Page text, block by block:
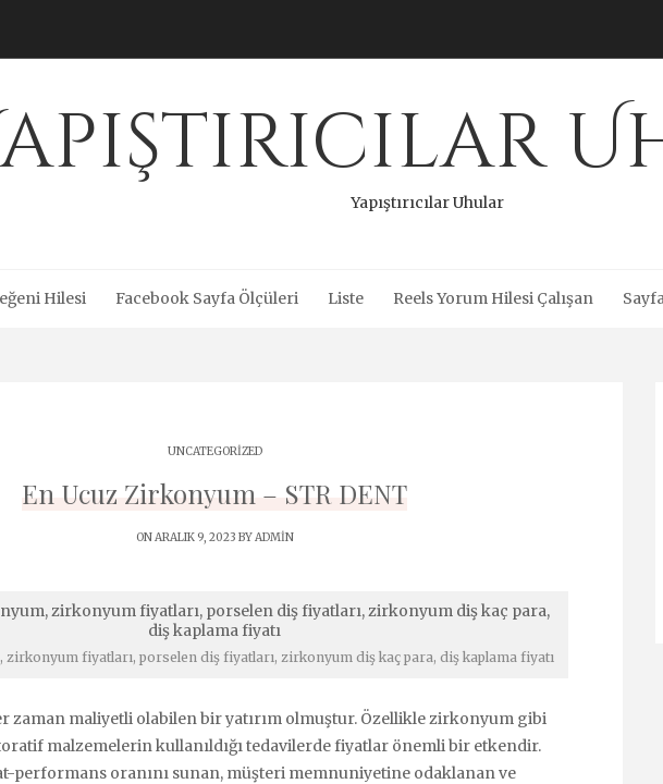
Yapıştırıcılar Uhular
Hilesi Facebook Sayfa Ölçüleri Liste Reels Yorum Hilesi Çalışan
UNCATEGORIZED
En Ucuz Zirkonyum – STR DENT
ON ARALIK 9, 2023 BYADMIN
zirkonyum fiyatları, porselen diş fiyatları, zirkonyum diş kaç para, diş kaplama fiyatı
zaman maliyetli olabilen bir yatırım olmuştur. Özellikle zirkonyum gibi
malzemelerin kullanıldığı tedavilerde fiyatlar önemli bir etkendir.
performans oranını sunan, müşteri memnuniyetine odaklanan ve